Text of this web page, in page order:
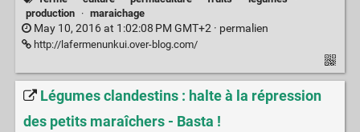
production
· maraichage
May 10, 2016 at 1:02:08 PM GMT+2 · permalien
http://lafermenunkui.over-blog.com/
Légumes clandestins : halte à la répression
des petits maraîchers - Basta !